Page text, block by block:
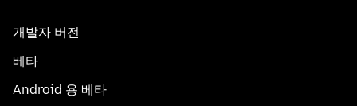
개발자 버전
베타
Android 용 베타